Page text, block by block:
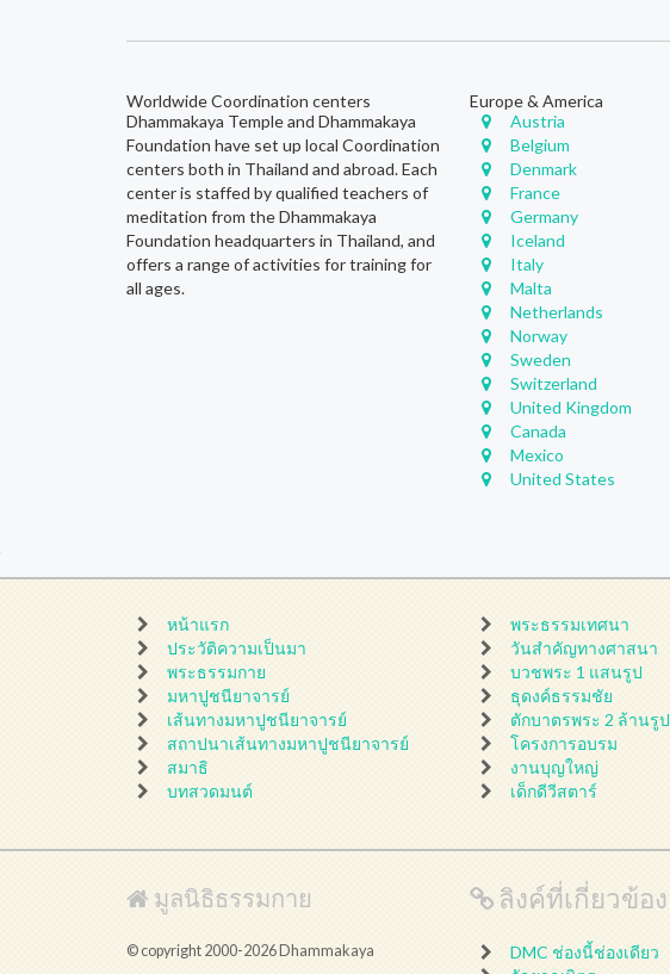
Worldwide Coordination centers
Dhammakaya Temple and Dhammakaya
Foundation have set up local Coordination
centers both in Thailand and abroad. Each
center is staffed by qualified teachers of
meditation from the Dhammakaya
Foundation headquarters in Thailand, and
offers a range of activities for training for
all ages.
Europe & America
Austria
Belgium
Denmark
France
Germany
Iceland
Italy
Malta
Netherlands
Norway
Sweden
Switzerland
United Kingdom
Canada
Mexico
United States
หน้าแรก
ประวัติความเป็นมา
พระธรรมกาย
มหาปูชนียาจารย์
เส้นทางมหาปูชนียาจารย์
สถาปนาเส้นทางมหาปูชนียาจารย์
สมาธิ
บทสวดมนต์
พระธรรมเทศนา
วันสำคัญทางศาสนา
บวชพระ 1 แสนรูป
ธุดงค์ธรรมชัย
ตักบาตรพระ 2 ล้านรูป
โครงการอบรม
งานบุญใหญ่
เด็กดีวีสตาร์
มูลนิธิธรรมกาย
© copyright 2000-2026 Dhammakaya
ลิงค์ที่เกี่ยวข้อง
DMC ช่องนี้ช่องเดียว